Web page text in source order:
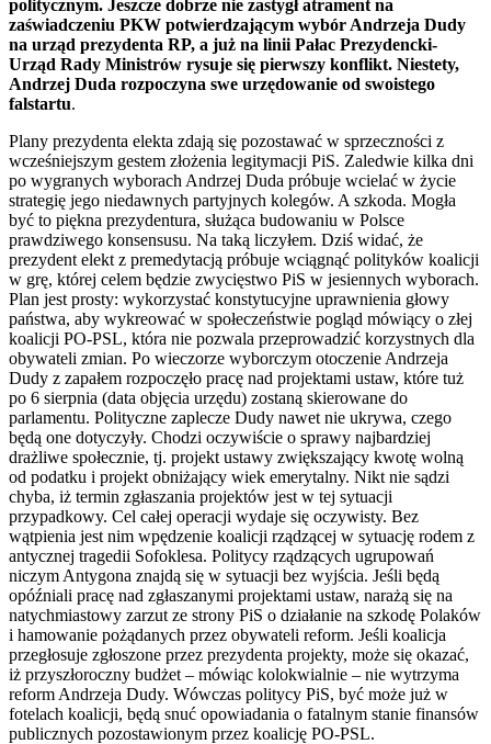
politycznym. Jeszcze dobrze nie zastygł atrament na
zaświadczeniu PKW potwierdzającym wybór Andrzeja Dudy
na urząd prezydenta RP, a już na linii Pałac Prezydencki-
Urząd Rady Ministrów rysuje się pierwszy konflikt. Niestety,
Andrzej Duda rozpoczyna swe urzędowanie od swoistego
falstartu.
Plany prezydenta elekta zdają się pozostawać w sprzeczności z
wcześniejszym gestem złożenia legitymacji PiS. Zaledwie kilka dni
po wygranych wyborach Andrzej Duda próbuje wcielać w życie
strategię jego niedawnych partyjnych kolegów. A szkoda. Mogła
być to piękna prezydentura, służąca budowaniu w Polsce
prawdziwego konsensusu. Na taką liczyłem. Dziś widać, że
prezydent elekt z premedytacją próbuje wciągnąć polityków koalicji
w grę, której celem będzie zwycięstwo PiS w jesiennych wyborach.
Plan jest prosty: wykorzystać konstytucyjne uprawnienia głowy
państwa, aby wykreować w społeczeństwie pogląd mówiący o złej
koalicji PO-PSL, która nie pozwala przeprowadzić korzystnych dla
obywateli zmian. Po wieczorze wyborczym otoczenie Andrzeja
Dudy z zapałem rozpoczęło pracę nad projektami ustaw, które tuż
po 6 sierpnia (data objęcia urzędu) zostaną skierowane do
parlamentu. Polityczne zaplecze Dudy nawet nie ukrywa, czego
będą one dotyczyły. Chodzi oczywiście o sprawy najbardziej
drażliwe społecznie, tj. projekt ustawy zwiększający kwotę wolną
od podatku i projekt obniżający wiek emerytalny. Nikt nie sądzi
chyba, iż termin zgłaszania projektów jest w tej sytuacji
przypadkowy. Cel całej operacji wydaje się oczywisty. Bez
wątpienia jest nim wpędzenie koalicji rządzącej w sytuację rodem z
antycznej tragedii Sofoklesa. Politycy rządzących ugrupowań
niczym Antygona znajdą się w sytuacji bez wyjścia. Jeśli będą
opóźniali pracę nad zgłaszanymi projektami ustaw, narażą się na
natychmiastowy zarzut ze strony PiS o działanie na szkodę Polaków
i hamowanie pożądanych przez obywateli reform. Jeśli koalicja
przegłosuje zgłoszone przez prezydenta projekty, może się okazać,
iż przyszłoroczny budżet – mówiąc kolokwialnie – nie wytrzyma
reform Andrzeja Dudy. Wówczas politycy PiS, być może już w
fotelach koalicji, będą snuć opowiadania o fatalnym stanie finansów
publicznych pozostawionym przez koalicję PO-PSL.